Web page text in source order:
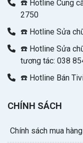
☎️ Hotline Cung
2750
☎️ Hotline Sửa
☎️ Hotline Sửa
tương tác: 038
☎️ Hotline Bán
CHÍNH SÁCH
Chính sách mua hàng